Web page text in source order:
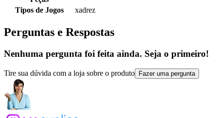
Tipos de Jogos
xadrez
Perguntas e Respostas
Nenhuma pergunta foi feita ainda. Seja o primeiro!
Tire sua dúvida com a loja sobre o produto Fazer uma pergunta